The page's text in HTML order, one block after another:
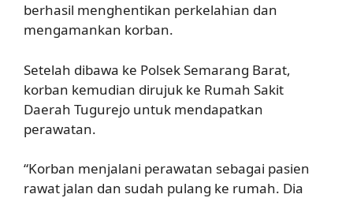
berhasil menghentikan perkelahian dan
mengamankan korban.
Setelah dibawa ke Polsek Semarang Barat,
korban kemudian dirujuk ke Rumah Sakit
Daerah Tugurejo untuk mendapatkan
perawatan.
“Korban menjalani perawatan sebagai pasien
rawat jalan dan sudah pulang ke rumah. Dia